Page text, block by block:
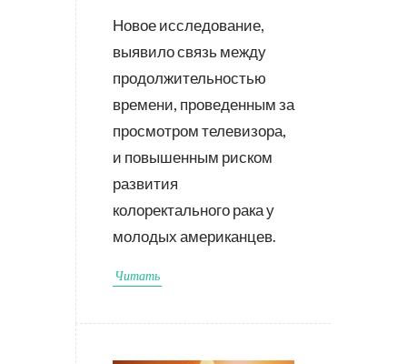
Новое исследование,
выявило связь между
продолжительностью
времени, проведенным за
просмотром телевизора,
и повышенным риском
развития
колоректального рака у
молодых американцев.
Читать